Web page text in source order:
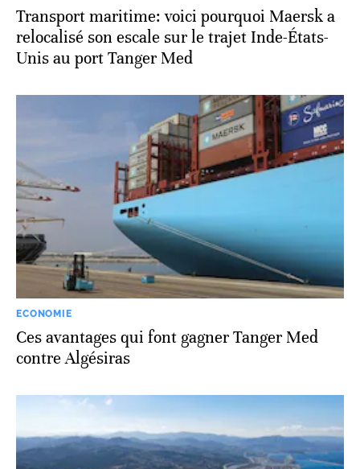
Transport maritime: voici pourquoi Maersk a
relocalisé son escale sur le trajet Inde-États-
Unis au port Tanger Med
ECONOMIE
Ces avantages qui font gagner Tanger Med
contre Algésiras